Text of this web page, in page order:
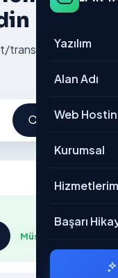
Yazılım
→ Tümü
E-Ticaret
Alan Adı
Web
Kurumsal
→ Tümü
Hakkımızda
Belgelerimiz
Başarı
transfer fiyatlarını
Sorgula
Müsait